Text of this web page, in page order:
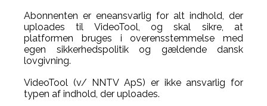
Abonnenten er eneansvarlig for alt indhold, der
uploades til VideoTool, og skal sikre, at
platformen bruges i overensstemmelse med
egen sikkerhedspolitik og gældende dansk
lovgivning.
VideoTool (v/ NNTV ApS) er ikke ansvarlig for
typen af indhold, der uploades.